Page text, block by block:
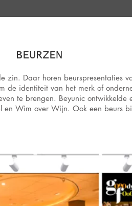
BEURZEN
zin. Daar horen beurspresentaties
de identiteit van het merk of
te brengen. Beyunic ontwikkelde
en Wim over Wijn. Ook een beurs